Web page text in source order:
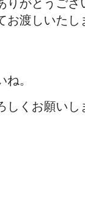
りがとうござ
お渡しいたし
。
しくお願いし